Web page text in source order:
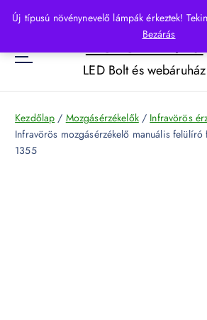
Új típusú növénynevelő lámpák érkeztek!
Bezárás
p
o
HelloLED.hu
LED Bolt és webáruház
Kezdőlap / Mozgásérzékelők/ Infravörös
Infravörös mozgásérzékelő manuális
1355